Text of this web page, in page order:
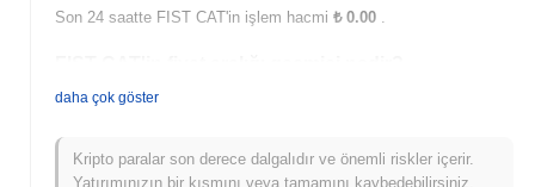
Son 24 saatte FIST CAT'in işlem hacmi ₺ 0.00 .
Tüm Zamanların En Yüksek Değeri (ATH):
FIST CAT şu anda ATH'sinin ~100.00% altında işlem görüyor .
daha çok göster
Kripto paralar son derece dalgalıdır ve önemli riskler içerir.
Yatırımınızın bir kısmını veya tamamını kaybedebilirsiniz.